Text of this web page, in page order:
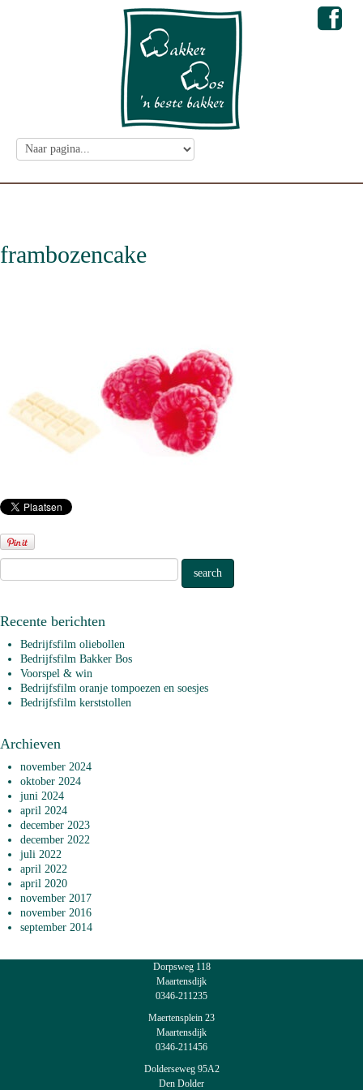
frambozencake
Recente berichten
Bedrijfsfilm oliebollen
Bedrijfsfilm Bakker Bos
Voorspel & win
Bedrijfsfilm oranje tompoezen en soesjes
Bedrijfsfilm kerststollen
Archieven
november 2024
oktober 2024
juni 2024
april 2024
december 2023
december 2022
juli 2022
april 2022
april 2020
november 2017
november 2016
september 2014
Dorpsweg 118
Maartensdijk
0346-211235
Maertensplein 23
Maartensdijk
0346-211456
Dolderseweg 95A2
Den Dolder